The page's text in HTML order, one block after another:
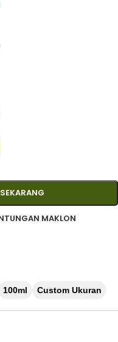
MAKLON
100ml Custom Ukuran